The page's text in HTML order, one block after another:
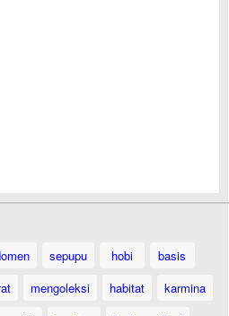
sepupu hobi
basis
mengoleksi habitat
karmina